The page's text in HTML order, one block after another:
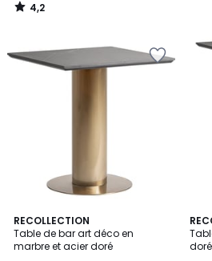
4,2
/
RECOLLECTION
Table de bar art déco en
marbre et acier doré